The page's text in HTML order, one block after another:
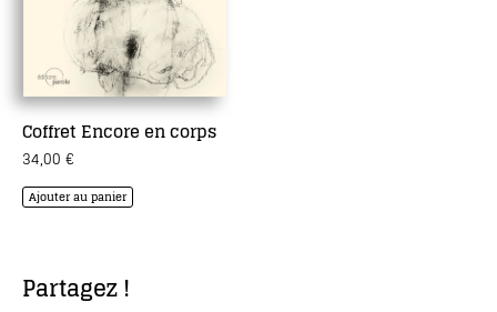
Coffret Encore en corps
34,00 €
Ajouter au panier
Partagez !